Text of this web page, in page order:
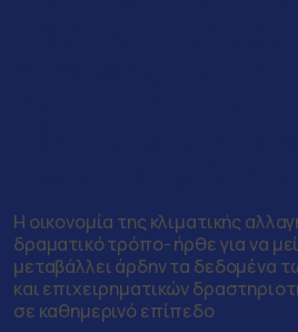
Η οικονομία της κλιματικής
δραματικό τρόπο- ήρθε για να
μεταβάλλει άρδην τα δεδομένα
και επιχειρηματικών
σε καθημερινό επίπεδο